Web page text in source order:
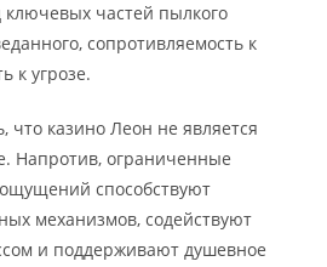
частей пылкого
сопротивляемость к
к угрозе.
что казино Леон не является
Напротив, ограниченные
способствуют
механизмов, содействуют
и поддерживают душевное